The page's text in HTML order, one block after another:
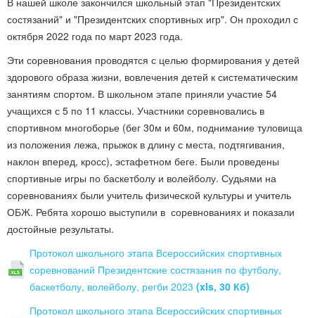
состязаний" и "Президентских спортивных игр". Он проходил с
октября 2022 года по март 2023 года.
Эти соревнования проводятся с целью формирования у детей
здорового образа жизни, вовлечения детей к систематическим
занятиям спортом. В школьном этапе приняли участие 54
учащихся с 5 по 11 классы. Участники соревновались в
спортивном многоборье (бег 30м и 60м, поднимание туловища
из положения лежа, прыжок в длину с места, подтягивания,
наклон вперед, кросс), эстафетном беге. Были проведены
спортивные игры по баскетболу и волейболу. Судьями на
соревнованиях были учитель физической культуры и учитель
ОБЖ. Ребята хорошо выступили в соревнованиях и показали
достойные результаты.
Протокол школьного этапа Всероссийских спортивных
соревнований Президентские состязания по футболу,
баскетболу, волейболу, регби 2023 (xls, 30 Кб)
Протокол школьного этапа Всероссийских спортивных